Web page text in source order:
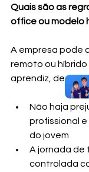
Quais são as
office ou modelo
A empresa pode
remoto ou híbrido
aprendiz, desde
Não haja
profissional
do jovem
A jornada de
controlada